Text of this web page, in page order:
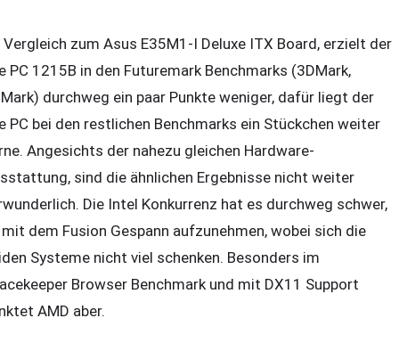
zum Asus E35M1-I Deluxe ITX Board, erzielt der
PC 1215B in den Futuremark Benchmarks (3DMark,
durchweg ein paar Punkte weniger, dafür liegt der
PC bei den restlichen Benchmarks ein Stückchen weiter
Angesichts der nahezu gleichen Hardware-
sind die ähnlichen Ergebnisse nicht weiter
Die Intel Konkurrenz hat es durchweg schwer,
dem Fusion Gespann aufzunehmen, wobei sich die
Systeme nicht viel schenken. Besonders im
Browser Benchmark und mit DX11 Support
AMD aber.